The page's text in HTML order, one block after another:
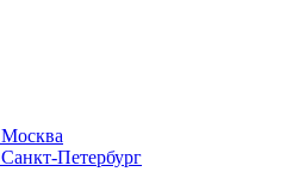
Москва
Санкт-Петербург